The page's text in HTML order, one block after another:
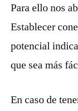
Para ello nos
Establecer
potencial
que sea más
En caso de